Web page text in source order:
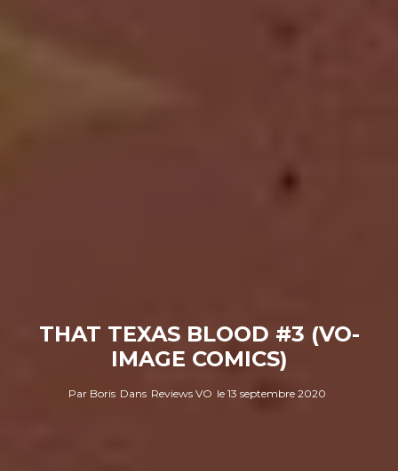
THAT TEXAS BLOOD #3 (VO-
IMAGE COMICS)
Par Boris Dans Reviews VO le 13 septembre 2020